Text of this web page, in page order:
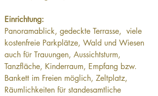
Einrichtung:
Panoramablick, gedeckte Terrasse,  viele
kostenfreie Parkplätze, Wald und Wiesen
auch für Trauungen, Aussichtsturm,
Tanzfläche, Kinderraum, Empfang bzw.
Bankett im Freien möglich, Zeltplatz,
Räumlichkeiten für standesamtliche